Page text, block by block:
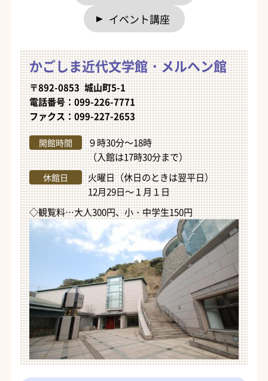
イベント講座
かごしま近代文学館・メルヘン館
〒892-0853 城山町5-1
電話番号：099-226-7771
ファクス：099-227-2653
開館時間
９時30分～18時
（入館は17時30分まで）
休館日
火曜日（休日のときは翌平日）
12月29日～１月１日
◇観覧料…大人300円、小・中学生150円